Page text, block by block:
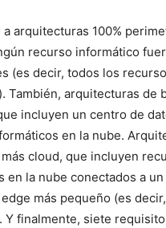
arquitecturas 100%
recurso informático
(es decir, todos los
También, arquitecturas de
incluyen un centro de
en la nube.
cloud, que incluyen
en la nube conectados a
más pequeño (es
Y finalmente, siete